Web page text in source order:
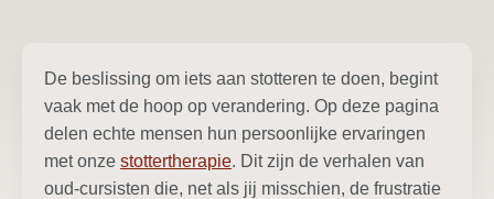
De beslissing om iets aan stotteren te doen, begint
vaak met de hoop op verandering. Op deze pagina
delen echte mensen hun persoonlijke ervaringen
met onze stottertherapie. Dit zijn de verhalen van
oud-cursisten die, net als jij misschien, de frustratie